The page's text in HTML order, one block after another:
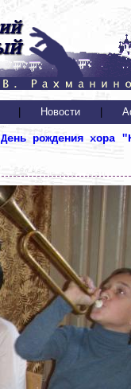
Новости
День рождения хора